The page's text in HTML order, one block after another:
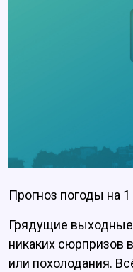
Прогноз погоды на
Грядущие выходные
никаких сюрпризов
или похолодания.